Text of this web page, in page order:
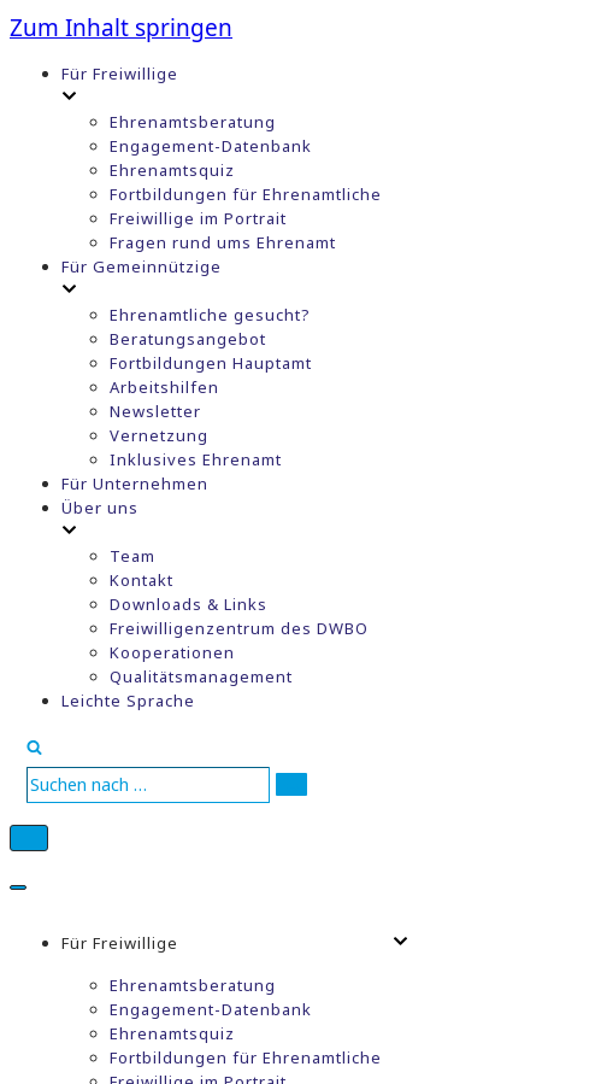
Zum Inhalt springen
Für Freiwillige
Ehrenamtsberatung
Engagement-Datenbank
Ehrenamtsquiz
Fortbildungen für Ehrenamtliche
Freiwillige im Portrait
Fragen rund ums Ehrenamt
Für Gemeinnützige
Ehrenamtliche gesucht?
Beratungsangebot
Fortbildungen Hauptamt
Arbeitshilfen
Newsletter
Vernetzung
Inklusives Ehrenamt
Für Unternehmen
Über uns
Team
Kontakt
Downloads & Links
Freiwilligenzentrum des DWBO
Kooperationen
Qualitätsmanagement
Leichte Sprache
Suchen
nach …
Navigations-
Navigations-
Für Freiwillige
Ehrenamtsberatung
Engagement-Datenbank
Ehrenamtsquiz
Fortbildungen für Ehrenamtliche